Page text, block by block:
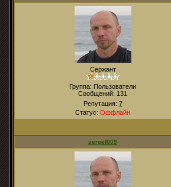
Сержант
Группа: Пользователи
Сообщений: 131
Репутация: 7
Статус: Оффлайн
sergef009